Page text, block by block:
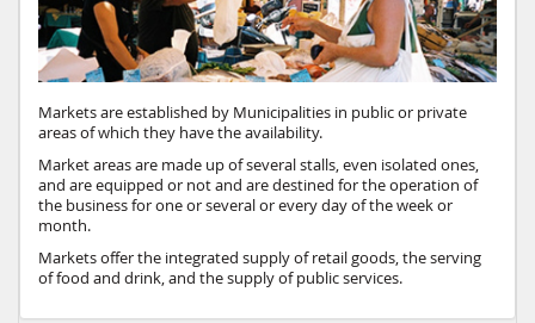
Markets are established by Municipalities in public or private
areas of which they have the availability.
Market areas are made up of several stalls, even isolated ones,
and are equipped or not and are destined for the operation of
the business for one or several or every day of the week or
month.
Markets offer the integrated supply of retail goods, the serving
of food and drink, and the supply of public services.